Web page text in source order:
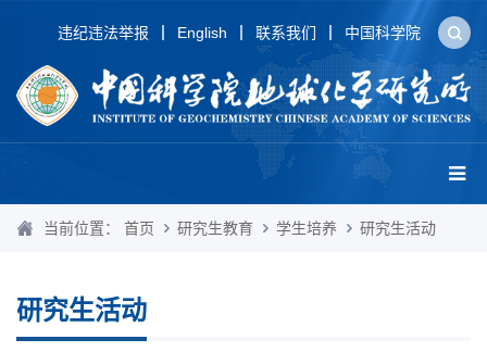
违纪违法举报 English 联系我们 中国科学院
当前位置： 首页 研究生教育 学生培养 研究生活动
研究生活动